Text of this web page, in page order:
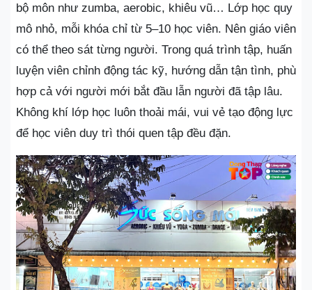
bộ môn như zumba, aerobic, khiêu vũ… Lớp học quy
mô nhỏ, mỗi khóa chỉ từ 5–10 học viên. Nên giáo viên
có thể theo sát từng người. Trong quá trình tập, huấn
luyện viên chỉnh động tác kỹ, hướng dẫn tận tình, phù
hợp cả với người mới bắt đầu lẫn người đã tập lâu.
Không khí lớp học luôn thoải mái, vui vẻ tạo động lực
để học viên duy trì thói quen tập đều đặn.